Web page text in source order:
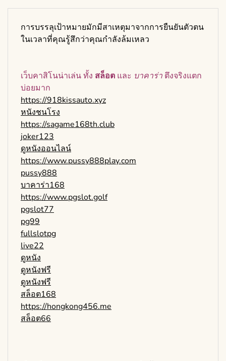
การบรรลุเป้าหมายมักมีสาเหตุมาจากการยืนยันตัวตน
ในเวลาที่คุณรู้สึกว่าคุณกำลังล้มเหลว
เว็บคาสิโนน่าเล่น ทั้ง สล็อต และ บาคาร่า ตึงจริงแตก
บ่อยมาก
https://918kissauto.xyz
หนังชนโรง
https://sagame168th.club
joker123
ดูหนังออนไลน์
https://www.pussy888play.com
pussy888
บาคาร่า168
https://www.pgslot.golf
pgslot77
pg99
fullslotpg
live22
ดูหนัง
ดูหนังฟรี
ดูหนังฟรี
สล็อต168
https://hongkong456.me
สล็อต66